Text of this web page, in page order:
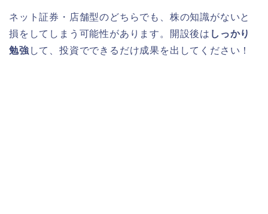
ネット証券・店舗型のどちらでも、株の知識がないと
損をしてしまう可能性があります。開設後は しっかり
勉強 して、投資でできるだけ成果を出してください！